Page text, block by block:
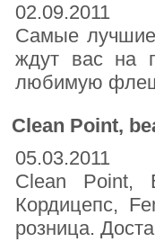
02.09.2011
Самые
ждут вас на
любимую флеш
Clean Point,
05.03.2011
Clean Point,
Кордицепс,
розница.